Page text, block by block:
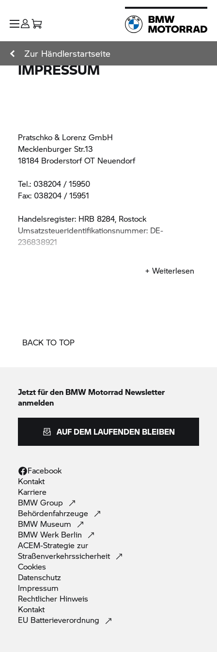
Zur Händlerstartseite
IMPRESSUM
Pratschko & Lorenz GmbH
Mecklenburger Str.13
18184 Broderstorf OT Neuendorf
Tel.: 038204 / 15950
Fax: 038204 / 15951
Handelsregister: HRB 8284, Rostock
Umsatzsteueridentifikationsnummer: DE-
236838921
+ Weiterlesen
BACK TO TOP
Jetzt für den BMW Motorrad Newsletter
anmelden
AUF DEM LAUFENDEN BLEIBEN
Facebook
Kontakt
Karriere
BMWGroup
Behördenfahrzeuge
BMW Museum
BMW Werk Berlin
ACEM-Strategie zur
Straßenverkehrssicherheit
Cookies
Datenschutz
Impressum
Rechtlicher Hinweis
Kontakt
EU Batterieverordnung